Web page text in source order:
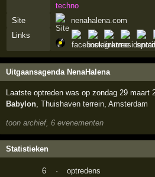
techno
Site
nenahalena.com
Links
Uitgaansagenda NenaHalena
Laatste optreden was op zondag 29 maart
Babylon ,Thuishaven terrein ,Amsterdam
toon archief, 6 evenementen
Statistieken
6 ·
optredens